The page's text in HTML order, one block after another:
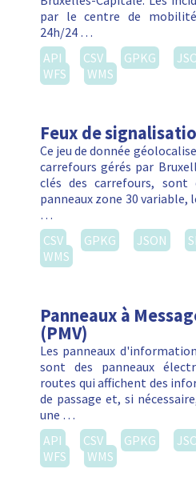
par le centre de
24h/24 …
API
CSV GPKG
WFS
WMS
Feux de
Ce jeu de donnée
carrefours gérés par
clés des carrefours, sont
panneaux zone 30 variable,
…
CSV
GPKG JSON
WMS
Panneaux à
(PMV)
Les panneaux
sont des panneaux
routes qui affichent des
de passage et, si
une …
API
CSV GPKG
WFS
WMS